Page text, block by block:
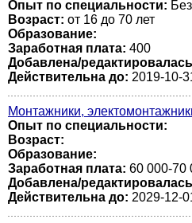
Опыт по специальности:
Возраст: от 16 до 70 лет
Образование:
Заработная плата: 400
Добавлена/
Действительна до: 2019-10-
Монтажники,
Опыт по специальности:
Возраст:
Образование:
Заработная плата: 60 000-70
Добавлена/
Действительна до: 2029-12-